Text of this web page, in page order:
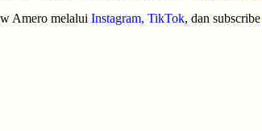
Amero melalui Instagram, TikTok, dan subscribe